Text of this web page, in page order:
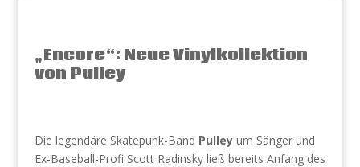
„Encore“: Neue Vinylkollektion
von Pulley
Die legendäre Skatepunk-Band Pulleyum Sänger und
Ex-Baseball-Profi Scott Radinsky ließ bereits Anfang des